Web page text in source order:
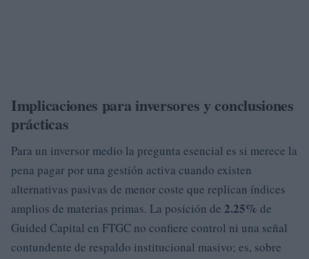
Implicaciones para inversores y conclusiones
prácticas
Para un inversor medio la pregunta esencial es si merece la
pena pagar por una gestión activa cuando existen
alternativas pasivas de menor coste que replican índices
amplios de materias primas. La posición de 2.25% de
Guided Capital en FTGC no confiere control ni una señal
contundente de respaldo institucional masivo; es, sobre